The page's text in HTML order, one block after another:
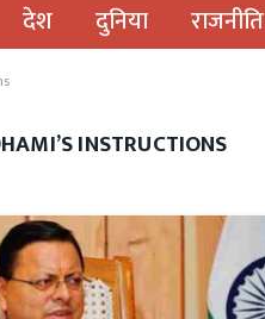
देश दुनिया राजनीति
INSTRUCTIONS